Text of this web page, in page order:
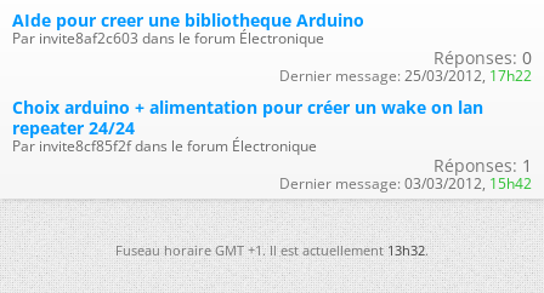
AIde pour creer une bibliotheque Arduino
Par invite8af2c603 dans le forum Électronique
Réponses: 0
Dernier message: 25/03/2012, 17h22
Choix arduino + alimentation pour créer un wake on lan
repeater 24/24
Par invite8cf85f2f dans le forum Électronique
Réponses: 1
Dernier message: 03/03/2012, 15h42
Fuseau horaire GMT +1. Il est actuellement13h32.